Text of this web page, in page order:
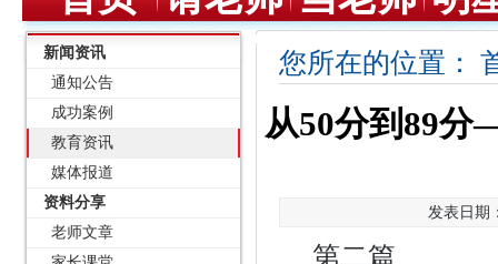
新闻资讯
通知公告
成功案例
教育资讯
媒体报道
资料分享
老师文章
您所在的位置：
从50分到89
发表日期
第二篇